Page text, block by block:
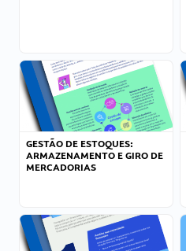
GESTÃO DE ESTOQUES:
ARMAZENAMENTO E GIRO DE
MERCADORIAS